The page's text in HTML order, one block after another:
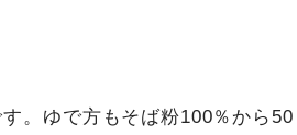
。ゆで方もそば粉100％から